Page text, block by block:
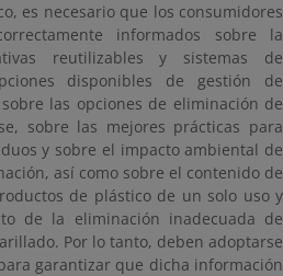
es necesario que los consumidores
informados sobre la
reutilizables y sistemas de
disponibles de gestión de
las opciones de eliminación de
sobre las mejores prácticas para
y sobre el impacto ambiental de
así como sobre el contenido de
de plástico de un solo uso y
de la eliminación inadecuada de
Por lo tanto, deben adoptarse
garantizar que dicha información